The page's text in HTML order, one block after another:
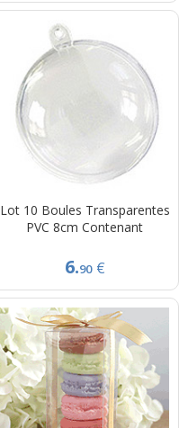
Lot 10 Boules Transparentes
PVC 8cm Contenant
6.90 €